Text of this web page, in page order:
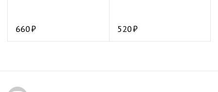
660 520